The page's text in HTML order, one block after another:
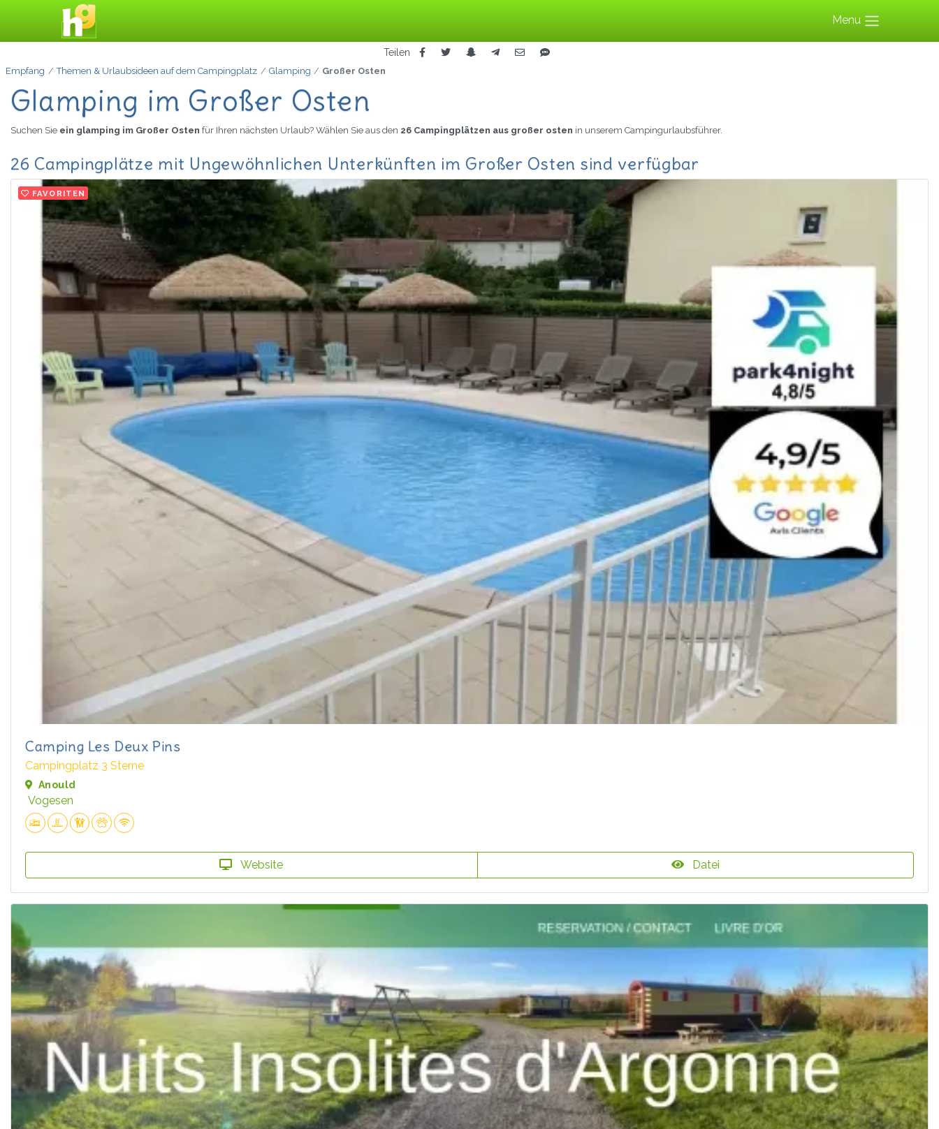
Menu
Teilen
Empfang Themen & Urlaubsideen auf dem Campingplatz Glamping Großer Osten
Glamping im Großer Osten
Suchen Sie ein glamping im Großer Osten für Ihren nächsten Urlaub? Wählen Sie aus den 26 Campingplätzen aus großer osten in unserem Campingurlaubsführer.
26 Campingplätze mit Ungewöhnlichen Unterkünften im Großer Osten sind verfügbar
FAVORITEN
Camping Les Deux Pins
Campingplatz 3 Sterne
Anould
Vogesen
Website Datei